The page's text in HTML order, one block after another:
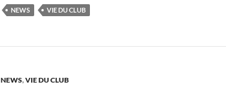
NEWS VIE DU CLUB
NEWS,VIE DU CLUB